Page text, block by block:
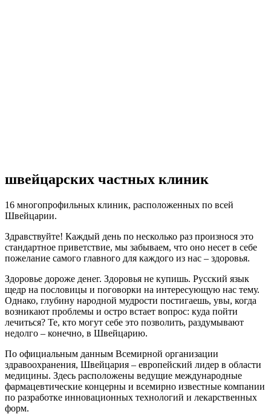
швейцарских частных клиник
16 многопрофильных клиник, расположенных по всей
Швейцарии.
Здравствуйте! Каждый день по несколько раз произнося это
стандартное приветствие, мы забываем, что оно несет в себе
пожелание самого главного для каждого из нас – здоровья.
Здоровье дороже денег. Здоровья не купишь. Русский язык
щедр на пословицы и поговорки на интересующую нас тему.
Однако, глубину народной мудрости постигаешь, увы, когда
возникают проблемы и остро встает вопрос: куда пойти
лечиться? Те, кто могут себе это позволить, раздумывают
недолго – конечно, в Швейцарию.
По официальным данным Всемирной организации
здравоохранения, Швейцария – европейский лидер в области
медицины. Здесь расположены ведущие международные
фармацевтические концерны и всемирно известные компании
по разработке инновационных технологий и лекарственных
форм.